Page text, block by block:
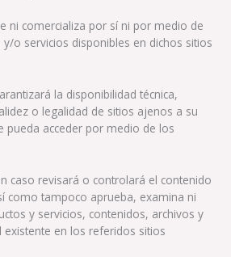
ni comercializa por sí ni por medio de
o servicios disponibles en dichos sitios
la disponibilidad técnica,
o legalidad de sitios ajenos a su
pueda acceder por medio de los
caso revisará o controlará el contenido
como tampoco aprueba, examina ni
y servicios, contenidos, archivos y
en los referidos sitios